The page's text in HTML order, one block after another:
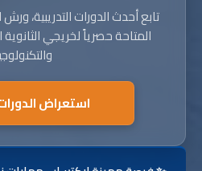
تابع أحدث الدورات التدريبية، ورش
المتاحة حصرياً لخريجي
استعراض